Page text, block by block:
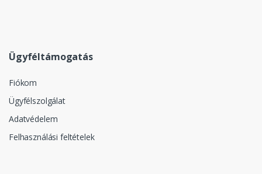
Ügyféltámogatás
Fiókom
Ügyfélszolgálat
Adatvédelem
Felhasználási feltételek